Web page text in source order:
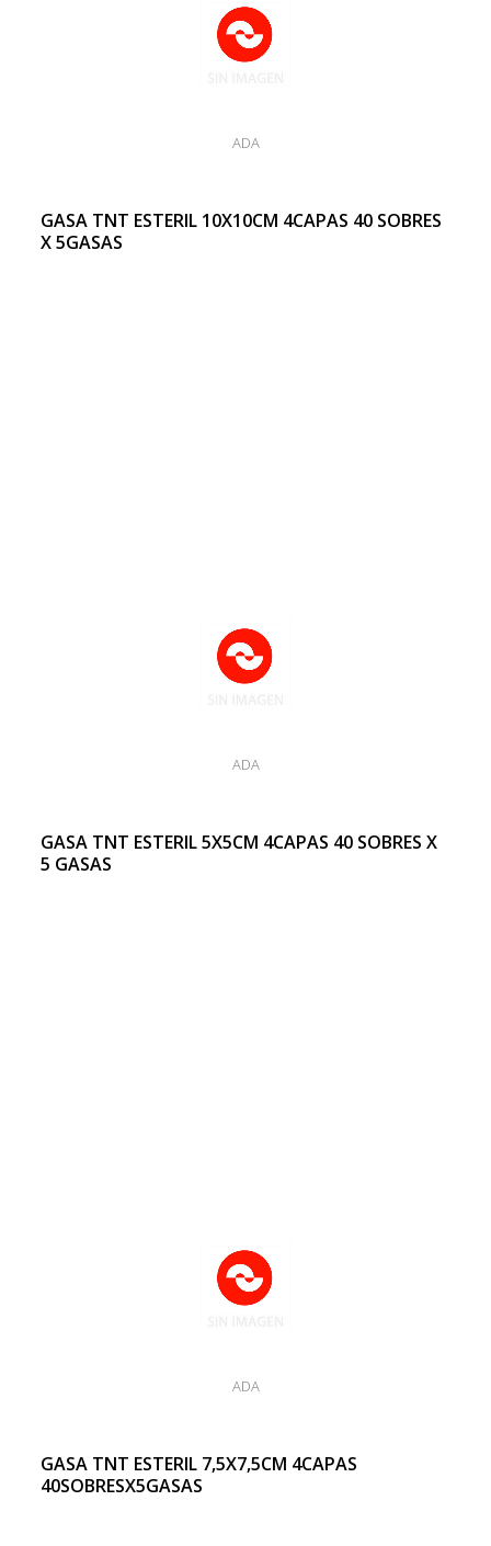
ADA
GASA TNT ESTERIL 10X10CM 4CAPAS 40 SOBRES
X 5GASAS
ADA
GASA TNT ESTERIL 5X5CM 4CAPAS 40 SOBRES X
5 GASAS
ADA
GASA TNT ESTERIL 7,5X7,5CM 4CAPAS
40SOBRESX5GASAS